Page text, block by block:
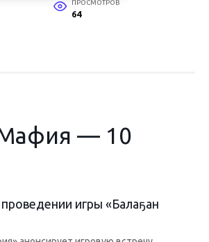
ПРОСМОТРОВ
64
Мафия — 10
игры «Балаҕан